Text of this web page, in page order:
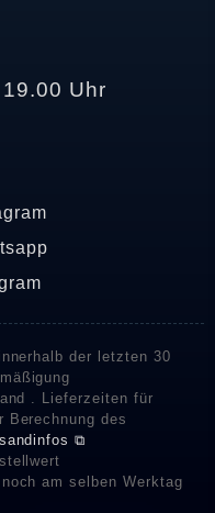
Uhr
der letzten 30
. Lieferzeiten für
Berechnung des
⧉
am selben Werktag